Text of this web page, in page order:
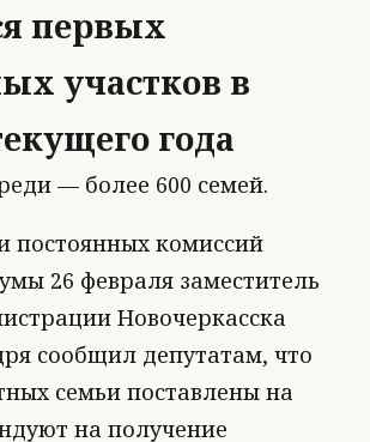
первых
участков в
года
— более 600 семей.
постоянных комиссий
26 февраля заместитель
Новочеркасска
сообщил депутатам, что
семьи поставлены на
на получение